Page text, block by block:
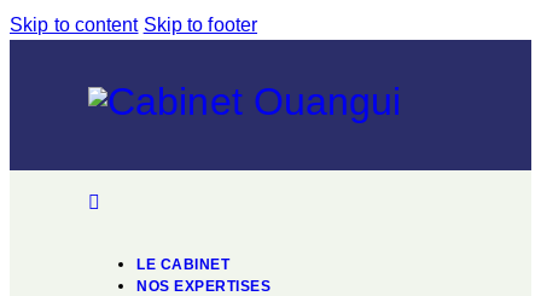
Skip to content Skip to footer
LE CABINET
NOS EXPERTISES